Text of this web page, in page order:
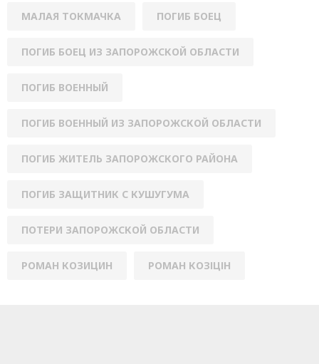
МАЛАЯ ТОКМАЧКА ПОГИБ БОЕЦ
ПОГИБ БОЕЦ ИЗ ЗАПОРОЖСКОЙ ОБЛАСТИ
ПОГИБ ВОЕННЫЙ
ПОГИБ ВОЕННЫЙ ИЗ ЗАПОРОЖСКОЙ ОБЛАСТИ
ПОГИБ ЖИТЕЛЬ ЗАПОРОЖСКОГО РАЙОНА
ПОГИБ ЗАЩИТНИК С КУШУГУМА
ПОТЕРИ ЗАПОРОЖСКОЙ ОБЛАСТИ
РОМАН КОЗИЦИН РОМАН КОЗІЦІН